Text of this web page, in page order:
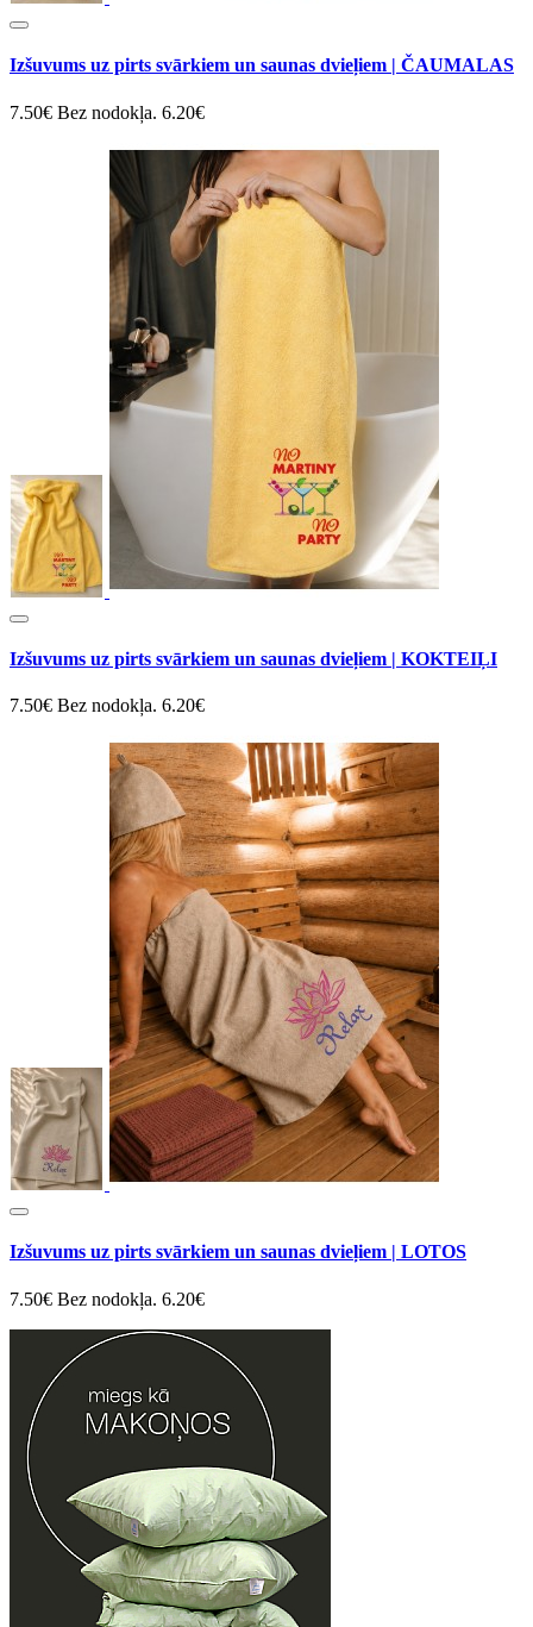
Izšuvums uz pirts svārkiem un saunas dvieļiem | ČAUMALAS
7.50€ Bez nodokļa. 6.20€
Izšuvums uz pirts svārkiem un saunas dvieļiem | KOKTEIĻI
7.50€ Bez nodokļa. 6.20€
Izšuvums uz pirts svārkiem un saunas dvieļiem | LOTOS
7.50€ Bez nodokļa. 6.20€